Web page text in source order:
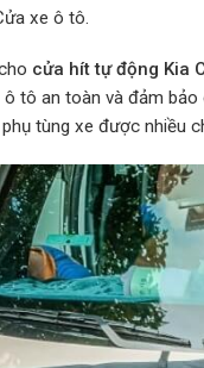
xe ô tô.
cửa hít tự động Kia
tô an toàn và đảm
tùng xe được nhiều